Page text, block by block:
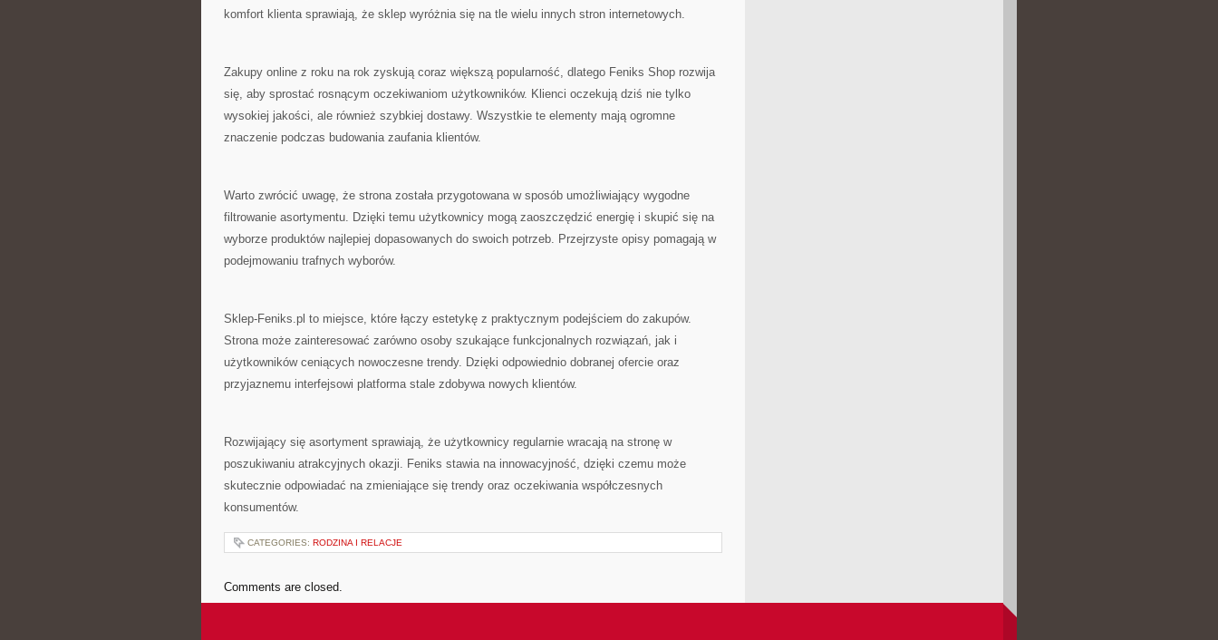
komfort klienta sprawiają, że sklep wyróżnia się na tle wielu innych stron internetowych.
Zakupy online z roku na rok zyskują coraz większą popularność, dlatego Feniks Shop rozwija
się, aby sprostać rosnącym oczekiwaniom użytkowników. Klienci oczekują dziś nie tylko
wysokiej jakości, ale również szybkiej dostawy. Wszystkie te elementy mają ogromne
znaczenie podczas budowania zaufania klientów.
Warto zwrócić uwagę, że strona została przygotowana w sposób umożliwiający wygodne
filtrowanie asortymentu. Dzięki temu użytkownicy mogą zaoszczędzić energię i skupić się na
wyborze produktów najlepiej dopasowanych do swoich potrzeb. Przejrzyste opisy pomagają w
podejmowaniu trafnych wyborów.
Sklep-Feniks.pl to miejsce, które łączy estetykę z praktycznym podejściem do zakupów.
Strona może zainteresować zarówno osoby szukające funkcjonalnych rozwiązań, jak i
użytkowników ceniących nowoczesne trendy. Dzięki odpowiednio dobranej ofercie oraz
przyjaznemu interfejsowi platforma stale zdobywa nowych klientów.
Rozwijający się asortyment sprawiają, że użytkownicy regularnie wracają na stronę w
poszukiwaniu atrakcyjnych okazji. Feniks stawia na innowacyjność, dzięki czemu może
skutecznie odpowiadać na zmieniające się trendy oraz oczekiwania współczesnych
konsumentów.
CATEGORIES: RODZINA I RELACJE
Comments are closed.